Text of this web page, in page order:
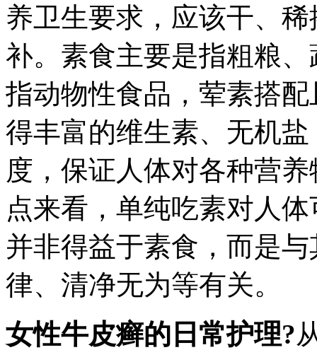
养卫生要求，应该干、
补。素食主要是指粗粮
指动物性食品，荤素搭
得丰富的维生素、无机
度，保证人体对各种营
点来看，单纯吃素对人
并非得益于素食，而是
律、清净无为等有关。
女性牛皮癣的日常护理?